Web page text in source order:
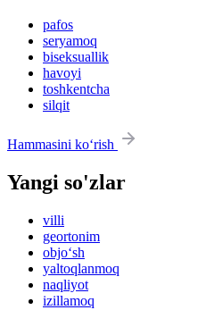
pafos
seryamoq
biseksuallik
havoyi
toshkentcha
silqit
Hammasini ko‘rish
Yangi so'zlar
villi
geortonim
objo‘sh
yaltoqlanmoq
naqliyot
izillamoq